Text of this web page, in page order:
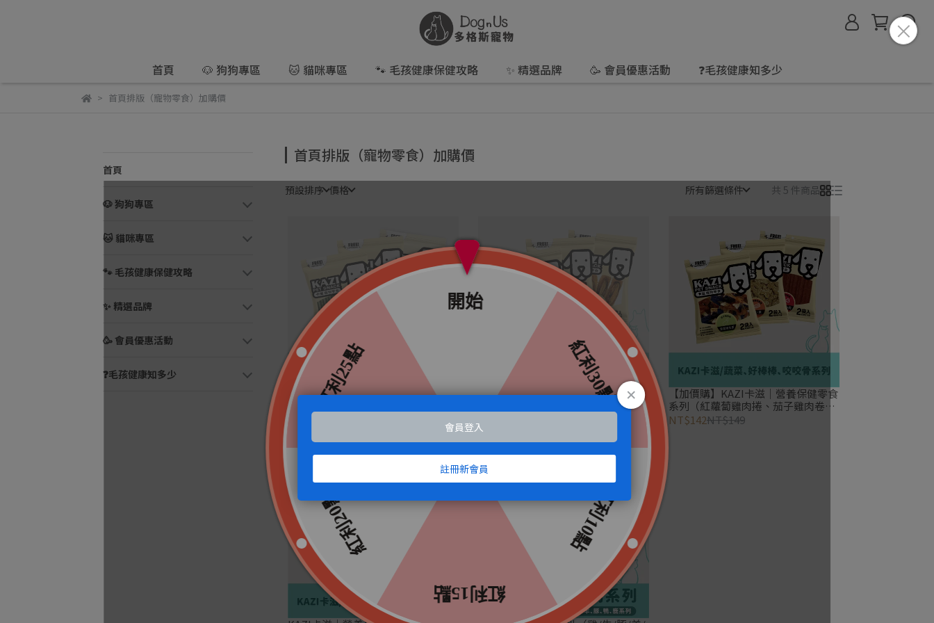
首頁 🐶 狗狗專區 🐱 貓咪專區 🐾 毛孩健康保健攻略 ✨ 精選品牌 🥳 會員優惠活動 ❓毛孩健康知多少
首頁排版（寵物零食）加購價
首頁
🐶 狗狗專區
🐱 貓咪專區
🐾 毛孩健康保健攻略
✨ 精選品牌
🥳 會員優惠活動
❓毛孩健康知多少
首頁排版（寵物零食）加購價
預設排序 價格 所有篩選條件 共 5 件商品
KAZI卡滋｜天然無色素潔牙骨/潔牙
米香系列 台灣製 寵物食品 寵物零食
狗零食 潔牙骨 潔牙棒 潔牙點心 (加購
價🔥)
NT$125
KAZI卡滋｜海鮮系列 全犬寵物純肉
零食 寵物零食 狗零食 台灣製造 現貨
【加價購】KAZI卡滋｜營養保健零食
系列（紅蘿蔔雞肉捲、茄子雞肉卷、
南瓜雞肉捲、清新嚼齒潔片）
NT$142NT$149